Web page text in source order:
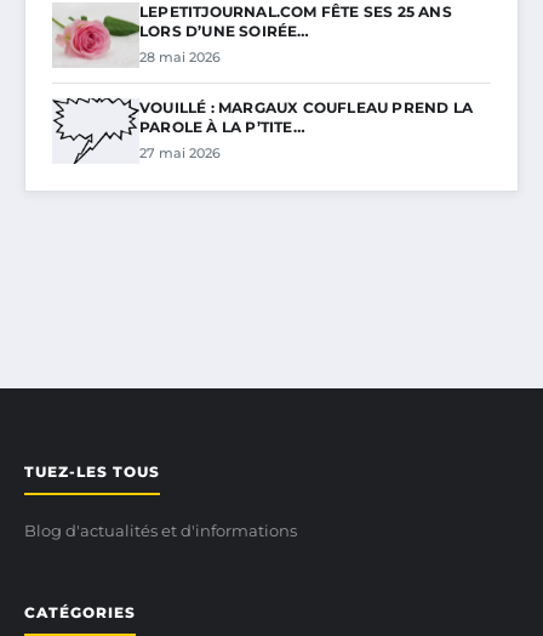
LEPETITJOURNAL.COM FÊTE SES 25 ANS
LORS D’UNE SOIRÉE…
28 mai 2026
VOUILLÉ : MARGAUX COUFLEAU PREND LA
PAROLE À LA P’TITE…
27 mai 2026
TUEZ-LES TOUS
Blog d'actualités et d'informations
CATÉGORIES